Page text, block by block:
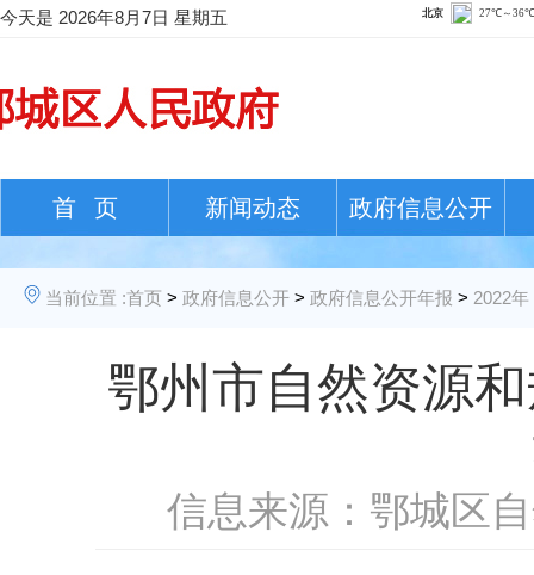
今天是 2026年8月7日 星期五
首 页 新闻动态 政府信息公开
当前位置 :首页 > 政府信息公开 > 政府信息公开年报 > 2022年
鄂州市自然资源
信息来源：鄂城区